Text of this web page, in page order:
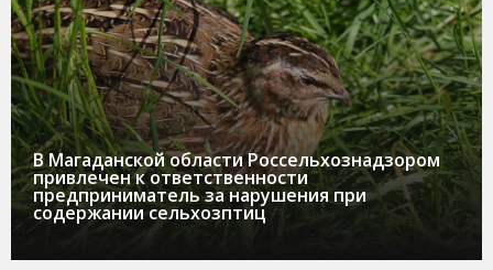
В Магаданской области Россельхознадзором
привлечен к ответственности
предприниматель за нарушения при
содержании сельхозптиц